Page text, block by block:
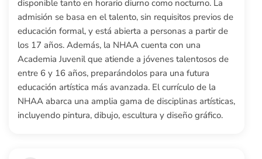
disponible tanto en horario diurno como nocturno. La
admisión se basa en el talento, sin requisitos previos de
educación formal, y está abierta a personas a partir de
los 17 años. Además, la NHAA cuenta con una
Academia Juvenil que atiende a jóvenes talentosos de
entre 6 y 16 años, preparándolos para una futura
educación artística más avanzada. El currículo de la
NHAA abarca una amplia gama de disciplinas artísticas,
incluyendo pintura, dibujo, escultura y diseño gráfico.